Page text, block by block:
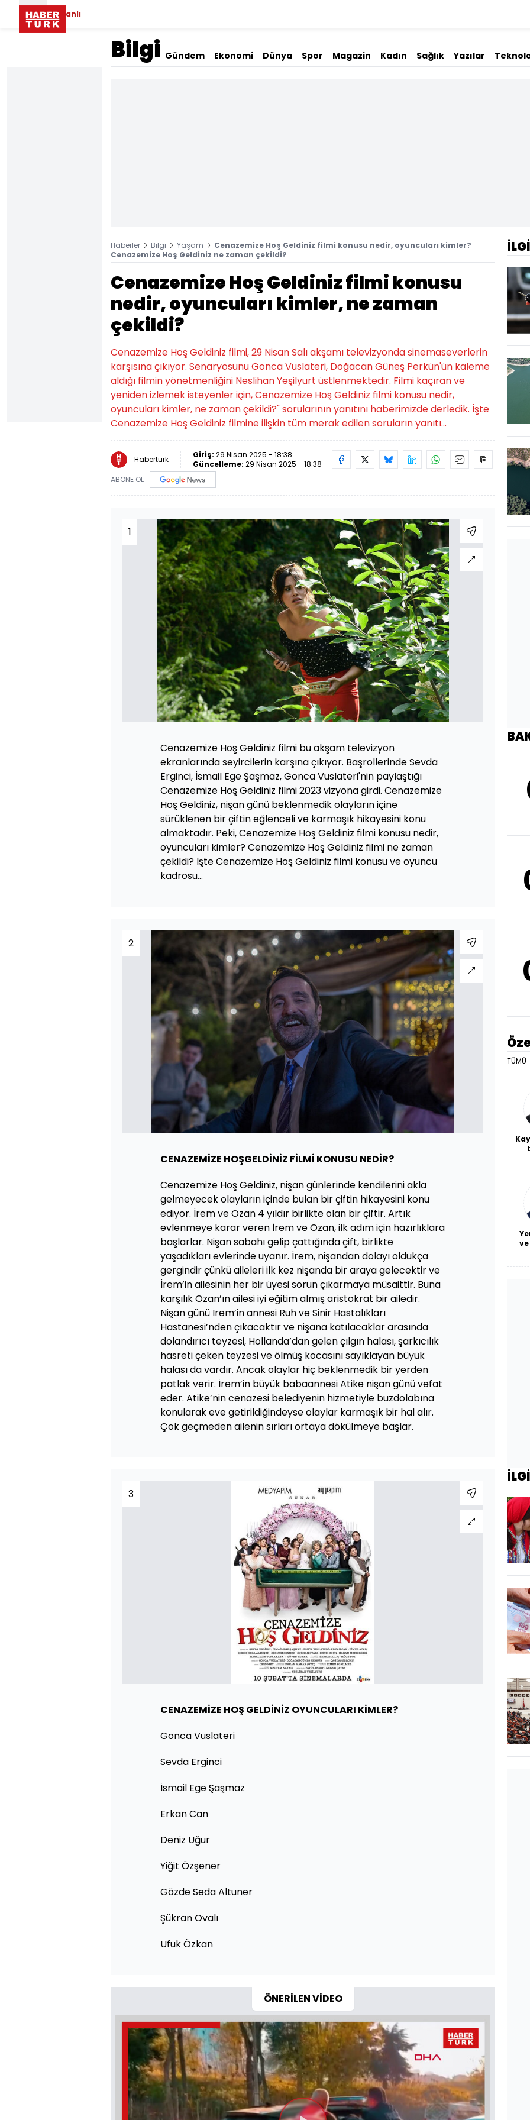
Canlı
Bilgi Gündem Ekonomi Dünya Spor Magazin Kadın Sağlık Yazılar
Haberler Bilgi Yaşam
Cenazemize Hoş Geldiniz filmi konusu nedir, oyuncuları kimler?
Cenazemize Hoş Geldiniz ne zaman çekildi?
Cenazemize Hoş Geldiniz filmi konusu
nedir, oyuncuları kimler, ne zaman
çekildi?
Cenazemize Hoş Geldiniz filmi, 29 Nisan Salı akşamı televizyonda sinemaseverlerin
karşısına çıkıyor. Senaryosunu Gonca Vuslateri, Doğacan Güneş Perkün'ün kaleme
aldığı filmin yönetmenliğini Neslihan Yeşilyurt üstlenmektedir. Filmi kaçıran ve
yeniden izlemek isteyenler için, Cenazemize Hoş Geldiniz filmi konusu nedir,
oyuncuları kimler, ne zaman çekildi?" sorularının yanıtını haberimizde derledik. İşte
Cenazemize Hoş Geldiniz filmine ilişkin tüm merak edilen soruların yanıtı...
Habertürk Giriş: 29 Nisan 2025 - 18:38
Güncelleme: 29 Nisan 2025 - 18:38
ABONE OL
1
Cenazemize Hoş Geldiniz filmi bu akşam televizyon
ekranlarında seyircilerin karşına çıkıyor. Başrollerinde Sevda
Erginci, İsmail Ege Şaşmaz, Gonca Vuslateri'nin paylaştığı
Cenazemize Hoş Geldiniz filmi 2023 vizyona girdi. Cenazemize
Hoş Geldiniz, nişan günü beklenmedik olayların içine
sürüklenen bir çiftin eğlenceli ve karmaşık hikayesini konu
almaktadır. Peki, Cenazemize Hoş Geldiniz filmi konusu nedir,
oyuncuları kimler? Cenazemize Hoş Geldiniz filmi ne zaman
çekildi? İşte Cenazemize Hoş Geldiniz filmi konusu ve oyuncu
kadrosu...
2
CENAZEMİZE HOŞGELDİNİZ FİLMİ KONUSU NEDİR?
Cenazemize Hoş Geldiniz, nişan günlerinde kendilerini akla
gelmeyecek olayların içinde bulan bir çiftin hikayesini konu
ediyor. İrem ve Ozan 4 yıldır birlikte olan bir çiftir. Artık
evlenmeye karar veren İrem ve Ozan, ilk adım için hazırlıklara
başlarlar. Nişan sabahı gelip çattığında çift, birlikte
yaşadıkları evlerinde uyanır. İrem, nişandan dolayı oldukça
gergindir çünkü aileleri ilk kez nişanda bir araya gelecektir ve
İrem’in ailesinin her bir üyesi sorun çıkarmaya müsaittir. Buna
karşılık Ozan’ın ailesi iyi eğitim almış aristokrat bir ailedir.
Nişan günü İrem’in annesi Ruh ve Sinir Hastalıkları
Hastanesi’nden çıkacaktır ve nişana katılacaklar arasında
dolandırıcı teyzesi, Hollanda’dan gelen çılgın halası, şarkıcılık
hasreti çeken teyzesi ve ölmüş kocasını sayıklayan büyük
halası da vardır. Ancak olaylar hiç beklenmedik bir yerden
patlak verir. İrem’in büyük babaannesi Atike nişan günü vefat
eder. Atike’nin cenazesi belediyenin hizmetiyle buzdolabına
konularak eve getirildiğindeyse olaylar karmaşık bir hal alır.
Çok geçmeden ailenin sırları ortaya dökülmeye başlar.
3
CENAZEMİZE HOŞ GELDİNİZ OYUNCULARI KİMLER?
Gonca Vuslateri
Sevda Erginci
İsmail Ege Şaşmaz
Erkan Can
Deniz Uğur
Yiğit Özşener
Gözde Seda Altuner
Şükran Ovalı
Ufuk Özkan
ÖNERİLEN VİDEO
TÜMÜ